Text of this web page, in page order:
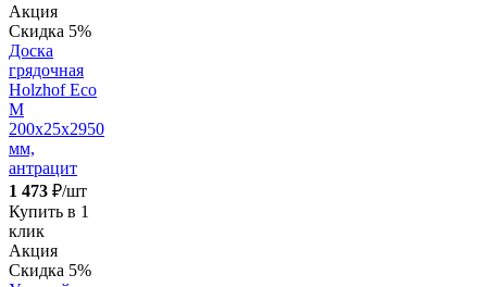
Акция
Скидка 5%
Доска
грядочная
Holzhof Eco
M
200x25x2950
мм,
антрацит
1 473 ₽/шт
Купить в 1
клик
Акция
Скидка 5%